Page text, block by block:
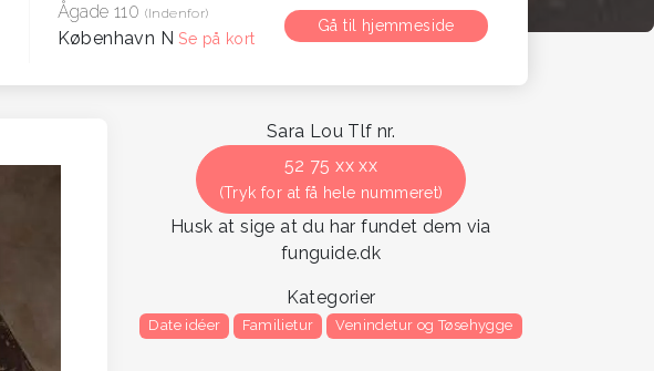
Ågade 110 (Indenfor)
København N Se på kort
Gå til hjemmeside
Sara Lou Tlf nr.
52 75 xx xx
(Tryk for at få hele nummeret)
Husk at sige at du har fundet dem via
funguide.dk
Kategorier
Date idéer Familietur Venindetur og Tøsehygge